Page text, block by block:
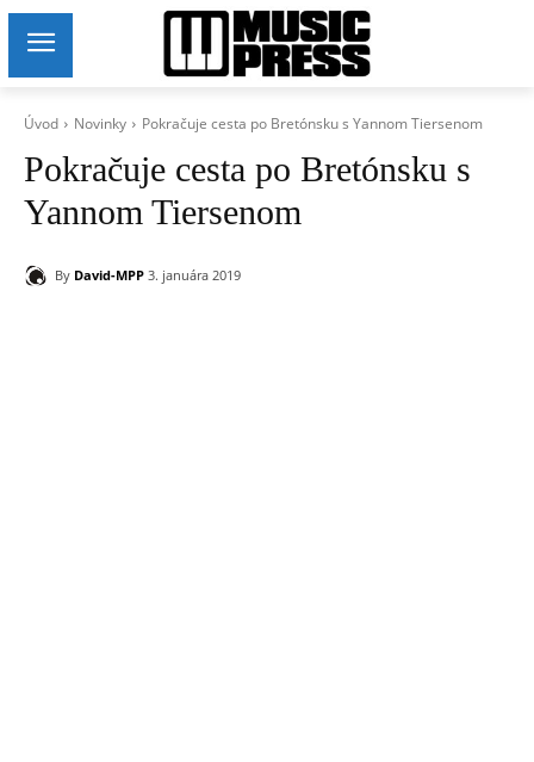
Úvod Novinky Pokračuje cesta po Bretónsku s Yannom Tiersenom
Pokračuje cesta po Bretónsku s
Yannom Tiersenom
By David-MPP 3. januára 2019